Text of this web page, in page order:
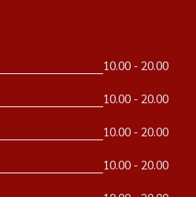
10.00 - 20.00
10.00 - 20.00
10.00 - 20.00
10.00 - 20.00